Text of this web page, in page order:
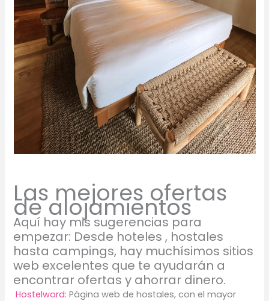
Las mejores ofertas
de alojamientos
Aquí hay mis sugerencias para
empezar: Desde hoteles , hostales
hasta campings, hay muchísimos sitios
web excelentes que te ayudarán a
encontrar ofertas y ahorrar dinero.
Hostelword: Página web de hostales, con el mayor